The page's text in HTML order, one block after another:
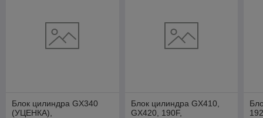
Блок цилиндра GX340
(УЦЕНКА),
Блок цилиндра GX410,
GX420, 190F,